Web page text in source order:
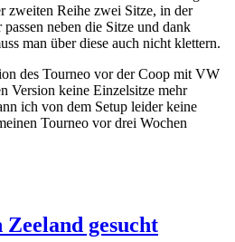
zweiten Reihe zwei Sitze, in der
neben die Sitze und dank
man über diese auch nicht klettern.
des Tourneo vor der Coop mit VW
Version keine Einzelsitze mehr
ich von dem Setup leider keine
Tourneo vor drei Wochen
Zeeland gesucht